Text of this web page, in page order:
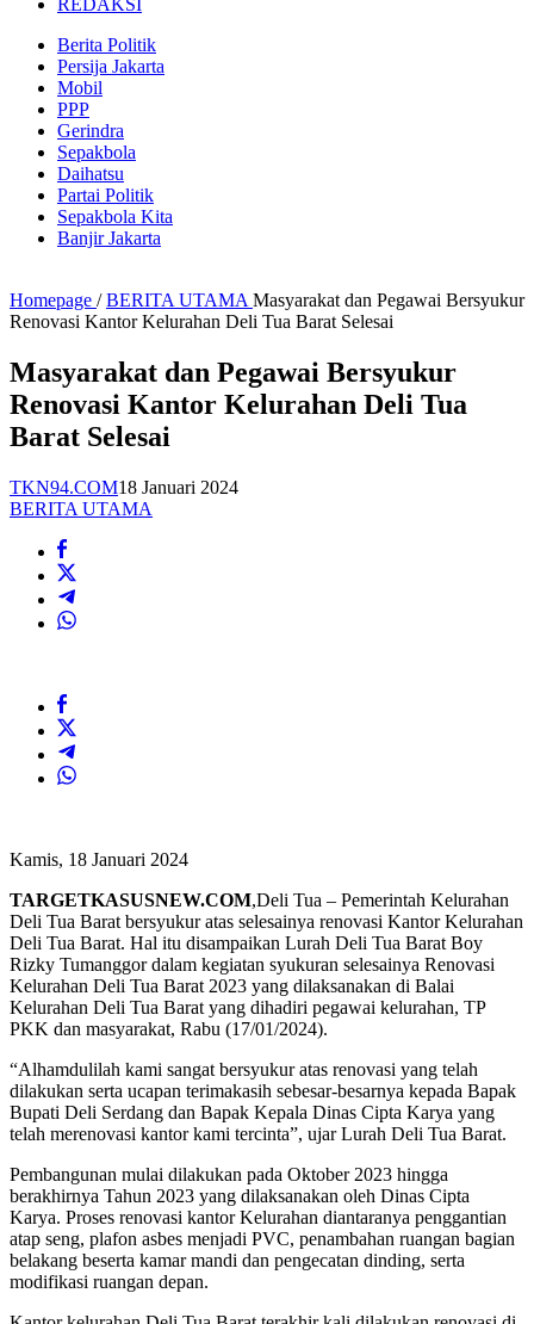
REDAKSI
Berita Politik
Persija Jakarta
Mobil
PPP
Gerindra
Sepakbola
Daihatsu
Partai Politik
Sepakbola Kita
Banjir Jakarta
Homepage / BERITA UTAMA Masyarakat dan Pegawai Bersyukur
Renovasi Kantor Kelurahan Deli Tua Barat Selesai
Masyarakat dan Pegawai Bersyukur
Renovasi Kantor Kelurahan Deli Tua
Barat Selesai
TKN94.COM18 Januari 2024
BERITA UTAMA
Kamis, 18 Januari 2024
TARGETKASUSNEW.COM,Deli Tua – Pemerintah Kelurahan
Deli Tua Barat bersyukur atas selesainya renovasi Kantor Kelurahan
Deli Tua Barat. Hal itu disampaikan Lurah Deli Tua Barat Boy
Rizky Tumanggor dalam kegiatan syukuran selesainya Renovasi
Kelurahan Deli Tua Barat 2023 yang dilaksanakan di Balai
Kelurahan Deli Tua Barat yang dihadiri pegawai kelurahan, TP
PKK dan masyarakat, Rabu (17/01/2024).
“Alhamdulilah kami sangat bersyukur atas renovasi yang telah
dilakukan serta ucapan terimakasih sebesar-besarnya kepada Bapak
Bupati Deli Serdang dan Bapak Kepala Dinas Cipta Karya yang
telah merenovasi kantor kami tercinta”, ujar Lurah Deli Tua Barat.
Pembangunan mulai dilakukan pada Oktober 2023 hingga
berakhirnya Tahun 2023 yang dilaksanakan oleh Dinas Cipta
Karya. Proses renovasi kantor Kelurahan diantaranya penggantian
atap seng, plafon asbes menjadi PVC, penambahan ruangan bagian
belakang beserta kamar mandi dan pengecatan dinding, serta
modifikasi ruangan depan.